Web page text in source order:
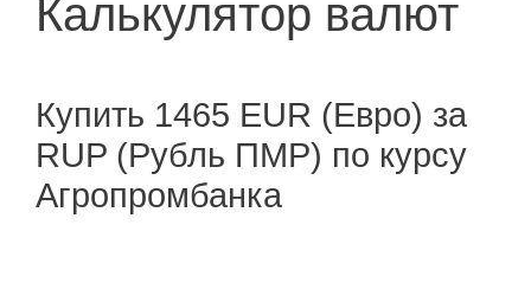
Калькулятор валют
Купить 1465 EUR (Евро) за
RUP (Рубль ПМР) по курсу
Агропромбанка